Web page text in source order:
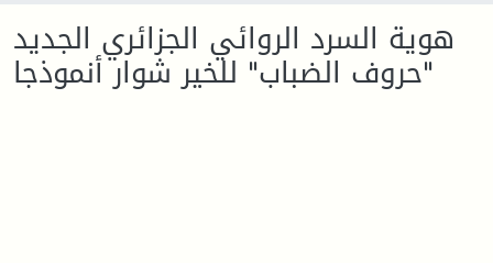
هوية السرد الروائي الجزائري الجديد
"حروف الضباب" للخير شوار أنموذجا